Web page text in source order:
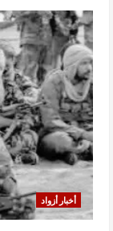
أخبار أزواد